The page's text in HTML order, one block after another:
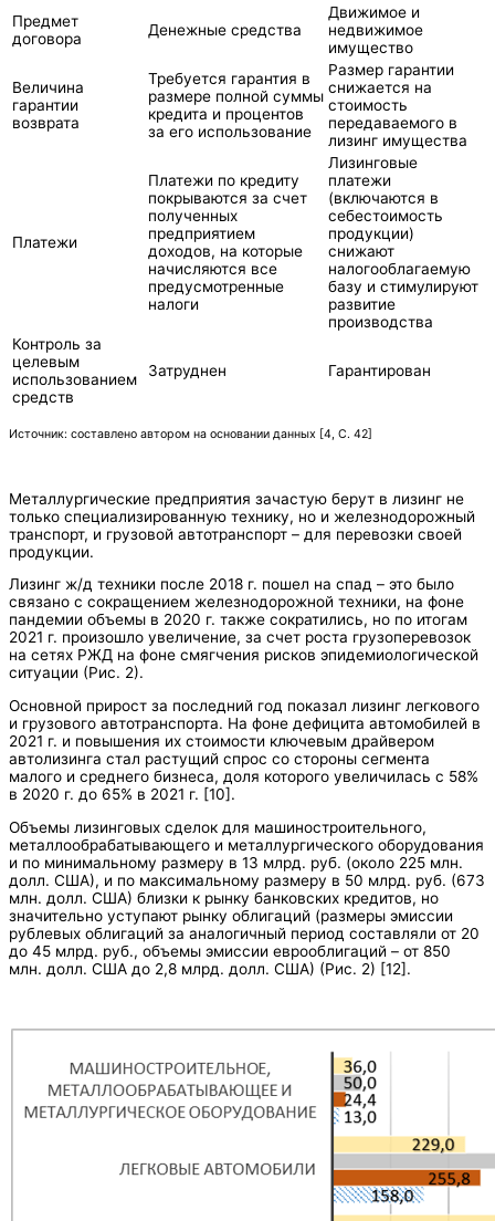
Предмет
договора
Денежные средства
Движимое и
недвижимое
имущество
Величина
гарантии
возврата
Требуется гарантия в
размере полной суммы
кредита и процентов
за его использование
Размер гарантии
снижается на
стоимость
передаваемого в
лизинг имущества
Платежи
Платежи по кредиту
покрываются за счет
полученных
предприятием
доходов, на которые
начисляются все
предусмотренные
налоги
Лизинговые
платежи
(включаются в
себестоимость
продукции)
снижают
налогооблагаемую
базу и стимулируют
развитие
производства
Контроль за
целевым
использованием
средств
Затруднен Гарантирован
Источник: составлено автором на основании данных [4, С. 42]
Металлургические предприятия зачастую берут в лизинг не
только специализированную технику, но и железнодорожный
транспорт, и грузовой автотранспорт – для перевозки своей
продукции.
Лизинг ж/д техники после 2018 г. пошел на спад – это было
связано с сокращением железнодорожной техники, на фоне
пандемии объемы в 2020 г. также сократились, но по итогам
2021 г. произошло увеличение, за счет роста грузоперевозок
на сетях РЖД на фоне смягчения рисков эпидемиологической
ситуации (Рис. 2).
Основной прирост за последний год показал лизинг легкового
и грузового автотранспорта. На фоне дефицита автомобилей в
2021 г. и повышения их стоимости ключевым драйвером
автолизинга стал растущий спрос со стороны сегмента
малого и среднего бизнеса, доля которого увеличилась с 58%
в 2020 г. до 65% в 2021 г. [10].
Объемы лизинговых сделок для машиностроительного,
металлообрабатывающего и металлургического оборудования
и по минимальному размеру в 13 млрд. руб. (около 225 млн.
долл. США), и по максимальному размеру в 50 млрд. руб. (673
млн. долл. США) близки к рынку банковских кредитов, но
значительно уступают рынку облигаций (размеры эмиссии
рублевых облигаций за аналогичный период составляли от 20
до 45 млрд. руб., объемы эмиссии еврооблигаций – от 850
млн. долл. США до 2,8 млрд. долл. США) (Рис. 2) [12].